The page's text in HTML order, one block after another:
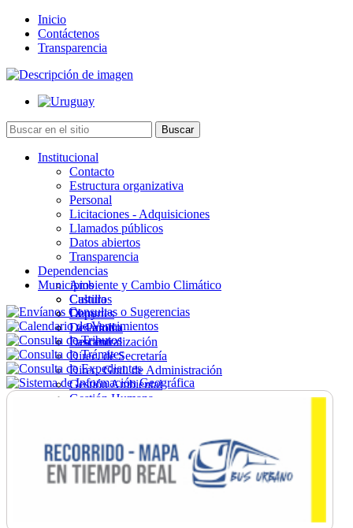
Inicio
Contáctenos
Transparencia
Institucional
Contacto
Estructura organizativa
Personal
Licitaciones - Adquisiciones
Llamados públicos
Datos abiertos
Transparencia
Dependencias
Ambiente y Cambio Climático
Cultura
Deportes
Desarrollo
Descentralización
Direc. de Secretaría
Direc. Gral. de Administración
Gestión Ambiental
Gestión Humana
Ordenamiento
Promoción Social
Salud
Secretaría General
Municipios
Castillos
Chuy
La Paloma
Lascano